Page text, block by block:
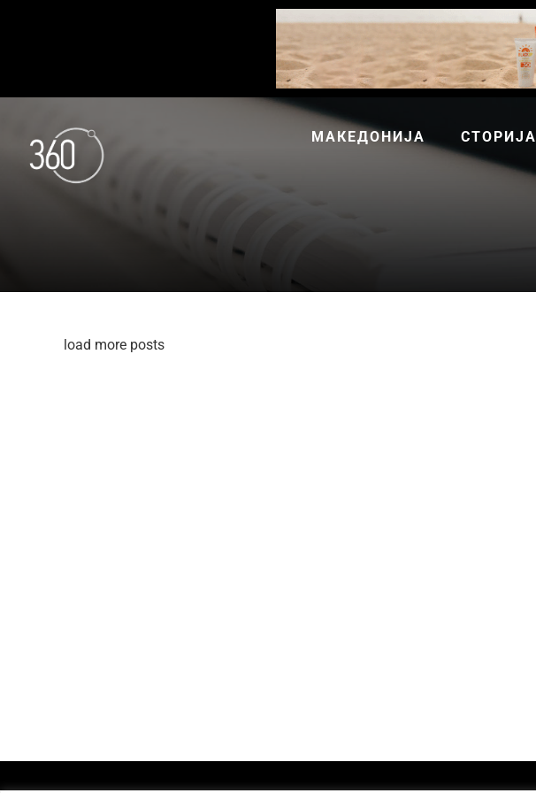
МАКЕДОНИЈА СТОРИЈА
load more posts